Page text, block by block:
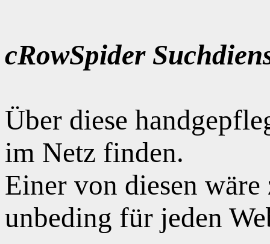
cRowSpider
Über diese
im Netz finden.
Einer von diesen
unbeding für jeden